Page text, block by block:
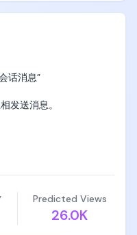
落水（Fixed Side
话消息”
发送消息。
去做即可。这边的会发送
或文件）过去，另一个
。
作：多个 Claude 在同
Predicted Views
26.0K